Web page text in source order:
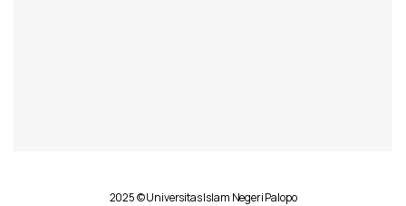
2025 © Universitas Islam Negeri Palopo